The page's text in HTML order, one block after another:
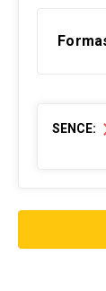
- Web
SENCE: